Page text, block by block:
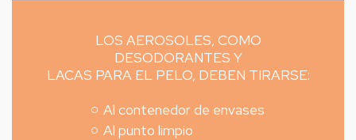
LOS AEROSOLES, COMO
DESODORANTES Y
LACAS PARA EL PELO, DEBEN TIRARSE:
Al contenedor de envases
Al punto limpio